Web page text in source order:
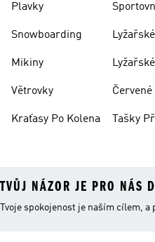
Plavky
Snowboarding
Mikiny
Větrovky
Kraťasy Po Kolena
Červené
Tašky
TVŮJ NÁZOR JE PRO NÁS
Tvoje spokojenost je naším cílem,